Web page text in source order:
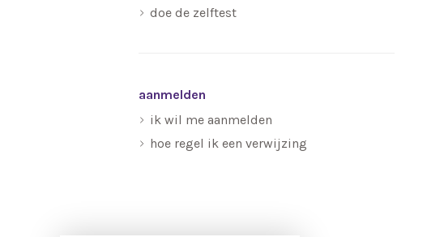
doe de zelftest
aanmelden
ik wil me aanmelden
hoe regel ik een verwijzing